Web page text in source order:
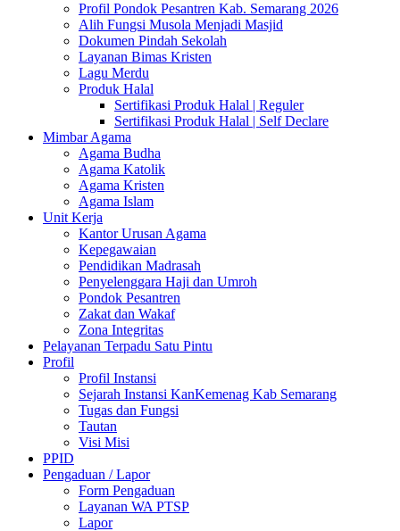
Profil Pondok Pesantren Kab. Semarang 2026
Alih Fungsi Musola Menjadi Masjid
Dokumen Pindah Sekolah
Layanan Bimas Kristen
Lagu Merdu
Produk Halal
Sertifikasi Produk Halal | Reguler
Sertifikasi Produk Halal | Self Declare
Mimbar Agama
Agama Budha
Agama Katolik
Agama Kristen
Agama Islam
Unit Kerja
Kantor Urusan Agama
Kepegawaian
Pendidikan Madrasah
Penyelenggara Haji dan Umroh
Pondok Pesantren
Zakat dan Wakaf
Zona Integritas
Pelayanan Terpadu Satu Pintu
Profil
Profil Instansi
Sejarah Instansi KanKemenag Kab Semarang
Tugas dan Fungsi
Tautan
Visi Misi
PPID
Pengaduan / Lapor
Form Pengaduan
Layanan WA PTSP
Lapor